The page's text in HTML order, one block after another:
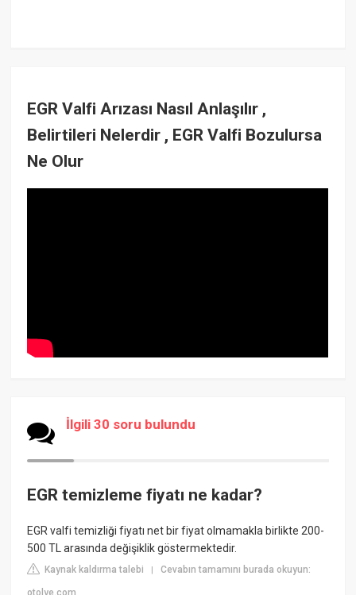
EGR Valfi Arızası Nasıl Anlaşılır ,
Belirtileri Nelerdir , EGR Valfi Bozulursa
Ne Olur
İlgili 30 soru bulundu
EGR temizleme fiyatı ne kadar?
EGR valfi temizliği fiyatı net bir fiyat olmamakla birlikte 200-
500 TL arasında değişiklik göstermektedir.
Kaynak kaldırma talebi |Cevabın tamamını burada okuyun:
otolye.com